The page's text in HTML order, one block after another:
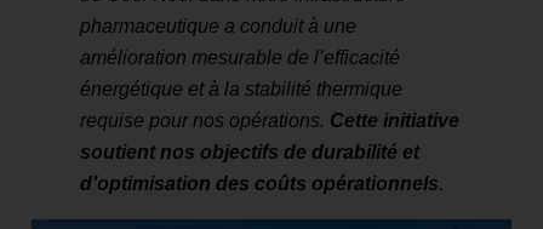
pharmaceutique a conduit à une
amélioration mesurable de l’efficacité
énergétique et à la stabilité thermique
requise pour nos opérations. Cette initiative
soutient nos objectifs de durabilité et
d’optimisation des coûts opérationnels.